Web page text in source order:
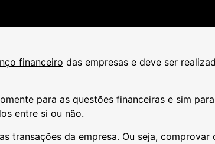
financeiro das empresas e deve ser
para as questões financeiras e sim
entre si ou não.
transações da empresa. Ou seja, comprovar